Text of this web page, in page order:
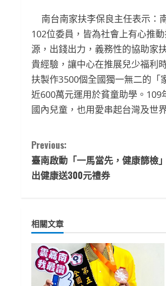
南台南家扶李保良主任表示：
102位委員，皆為社會上有心推
源，出錢出力，義務性的協助家
貴經驗，讓中心在推展兒少福利
扶製作3500個全國獨一無二的「
近600萬元運用於貧童助學。
國內兒童，也用愛串起台灣及世
C
o
i
n
u
Previous:
臺南啟動「一馬當先，健康篩檢
出健康送300元禮券
相關文章